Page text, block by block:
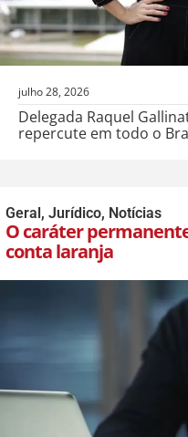
julho 28, 2026
Delegada Raquel
repercute em todo o
Geral, Jurídico, Notícias
O caráter
conta laranja